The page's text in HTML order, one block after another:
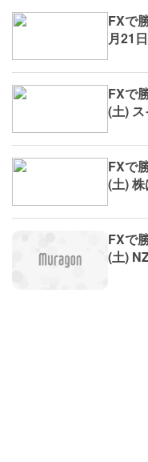
FXで
月21
買い
ル売
FXで
(土)
FXで
(土)
FXで
(土)